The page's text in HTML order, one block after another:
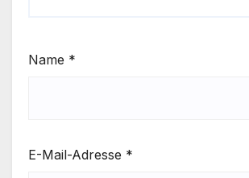
Name *
E-Mail-Adresse *